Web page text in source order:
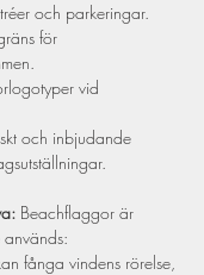
och parkeringar.
för
vid
och inbjudande
Beachflaggor är
används:
fånga vindens rörelse,